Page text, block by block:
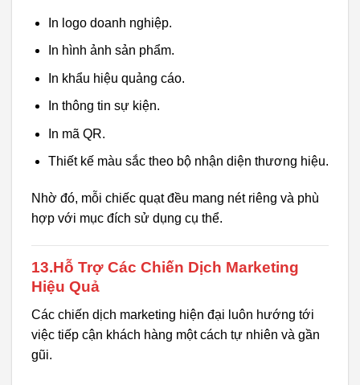
In logo doanh nghiệp.
In hình ảnh sản phẩm.
In khẩu hiệu quảng cáo.
In thông tin sự kiện.
In mã QR.
Thiết kế màu sắc theo bộ nhận diện thương hiệu.
Nhờ đó, mỗi chiếc quạt đều mang nét riêng và phù
hợp với mục đích sử dụng cụ thể.
13.Hỗ Trợ Các Chiến Dịch Marketing
Hiệu Quả
Các chiến dịch marketing hiện đại luôn hướng tới
việc tiếp cận khách hàng một cách tự nhiên và gần
gũi.